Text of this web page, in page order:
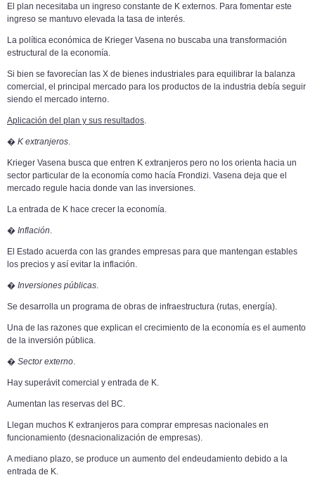
El plan necesitaba un ingreso constante de K externos. Para fomentar este
ingreso se mantuvo elevada la tasa de interés.
La política económica de Krieger Vasena no buscaba una transformación
estructural de la economía.
Si bien se favorecían las X de bienes industriales para equilibrar la balanza
comercial, el principal mercado para los productos de la industria debía seguir
siendo el mercado interno.
Aplicación del plan y sus resultados.
� K extranjeros.
Krieger Vasena busca que entren K extranjeros pero no los orienta hacia un
sector particular de la economía como hacía Frondizi. Vasena deja que el
mercado regule hacia donde van las inversiones.
La entrada de K hace crecer la economía.
� Inflación.
El Estado acuerda con las grandes empresas para que mantengan estables
los precios y así evitar la inflación.
� Inversiones públicas.
Se desarrolla un programa de obras de infraestructura (rutas, energía).
Una de las razones que explican el crecimiento de la economía es el aumento
de la inversión pública.
� Sector externo.
Hay superávit comercial y entrada de K.
Aumentan las reservas del BC.
Llegan muchos K extranjeros para comprar empresas nacionales en
funcionamiento (desnacionalización de empresas).
A mediano plazo, se produce un aumento del endeudamiento debido a la
entrada de K.